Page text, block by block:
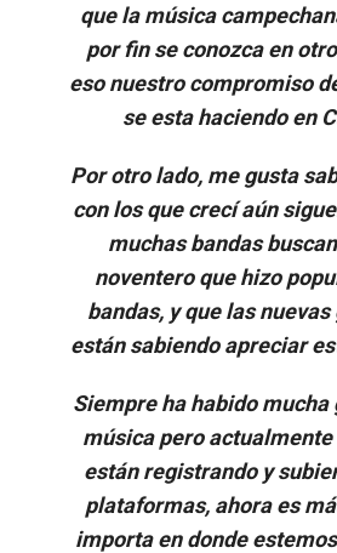
que la música
por fin se conozca en
eso nuestro compromiso
se esta haciendo en
Por otro lado, me gusta
con los que crecí aún
muchas bandas
noventero que hizo
bandas, y que las
están sabiendo apreciar
Siempre ha habido mucha
música pero
están registrando y
plataformas, ahora es
importa en donde